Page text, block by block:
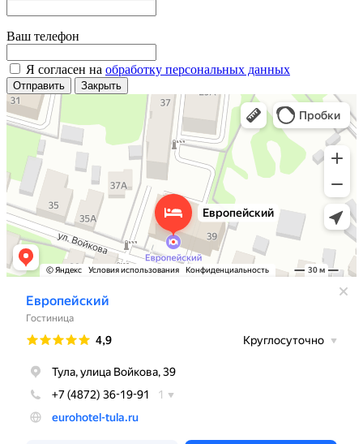
Ваш телефон
Я согласен на обработку персональных данных
Отправить Закрыть